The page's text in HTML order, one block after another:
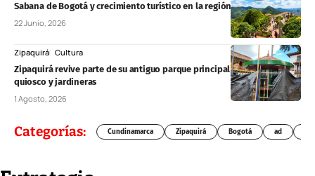
Sabana de Bogotá y crecimiento turístico en la región durante 2026
22 Junio, 2026
Zipaquirá Cultura
Zipaquirá revive parte de su antiguo parque principal con un nuevo
quiosco y jardineras
1 Agosto, 2026
Categorías: Cundinamarca Zipaquirá Bogotá ad